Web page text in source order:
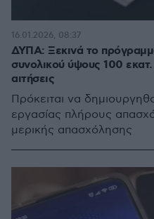
ΔΥΠΑ: Ξεκινά το
συνολικού ύψους 100
αιτήσεις
Πρόκειται να
εργασίας πλήρους
μερικής απασχόλησης
16.01.2026, 08:37